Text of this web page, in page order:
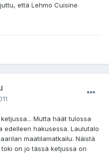
että Lehmo Cuisine
Mutta häät tulossa
edelleen hakusessa. Laulutalo
maatilamatkailu. Näistä
on jo tässä ketjussa on